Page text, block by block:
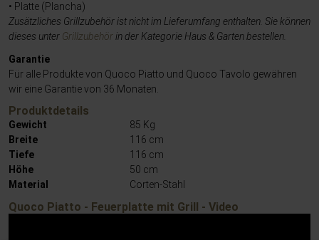
• Platte (Plancha)
Zusätzliches Grillzubehör ist nicht im Lieferumfang enthalten. Sie können
dieses unter Grillzubehör in der Kategorie Haus & Garten bestellen.
Garantie
Für alle Produkte von Quoco Piatto und Quoco Tavolo gewähren
wir eine Garantie von 36 Monaten.
Produktdetails
Gewicht
85 Kg
Breite
116 cm
Tiefe
116 cm
Höhe
50 cm
Material
Corten-Stahl
Quoco Piatto - Feuerplatte mit Grill - Video